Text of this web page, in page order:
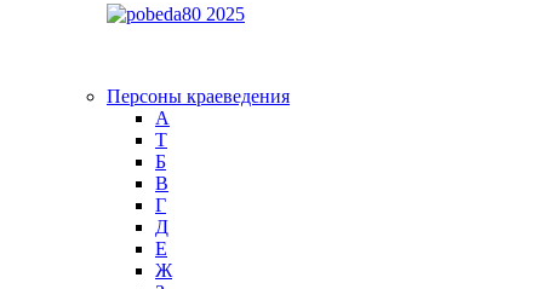
Персоны краеведения
А
T
Б
В
Г
Д
Е
Ж